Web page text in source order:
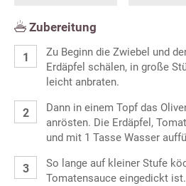
Zubereitung
Zu Beginn die Zwiebel und
Erdäpfel schälen, in große
leicht anbraten.
Dann in einem Topf das
anrösten. Die Erdäpfel,
und mit 1 Tasse Wasser
So lange auf kleiner Stufe
Tomatensauce eingedickt